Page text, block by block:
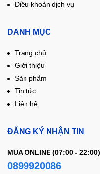
Điều khoản dịch vụ
DANH MỤC
Trang chủ
Giới thiệu
Sản phẩm
Tin tức
Liên hệ
ĐĂNG KÝ NHẬN TIN
MUA ONLINE (07:00 - 22:00)
0899920086